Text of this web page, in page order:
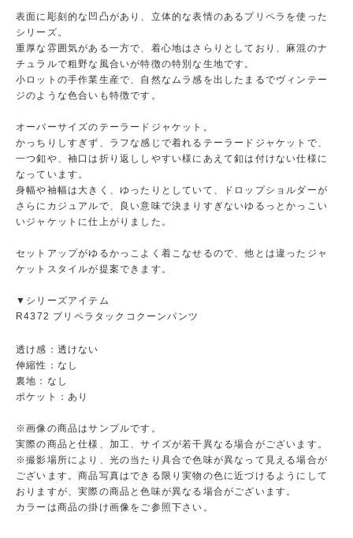
表面に彫刻的な凹凸があり、立体的な表情のあるプリペラを使った
シリーズ。
重厚な雰囲気がある一方で、着心地はさらりとしており、麻混のナ
チュラルで粗野な風合いが特徴の特別な生地です。
小ロットの手作業生産で、自然なムラ感を出したまるでヴィンテー
ジのような色合いも特徴です。
オーバーサイズのテーラードジャケット。
かっちりしすぎず、ラフな感じで着れるテーラードジャケットで、
一つ釦や、袖口は折り返ししやすい様にあえて釦は付けない仕様に
なっています。
身幅や袖幅は大きく、ゆったりとしていて、ドロップショルダーが
さらにカジュアルで、良い意味で決まりすぎないゆるっとかっこい
いジャケットに仕上がりました。
セットアップがゆるかっこよく着こなせるので、他とは違ったジャ
ケットスタイルが提案できます。
▼シリーズアイテム
R4372 プリペラタックコクーンパンツ
透け感：透けない
伸縮性：なし
裏地：なし
ポケット：あり
※画像の商品はサンプルです。
実際の商品と仕様、加工、サイズが若干異なる場合がございます。
※撮影場所により、光の当たり具合で色味が異なって見える場合が
ございます。商品写真はできる限り実物の色に近づけるようにして
おりますが、実際の商品と色味が異なる場合がございます。
カラーは商品の掛け画像をご参照下さい。